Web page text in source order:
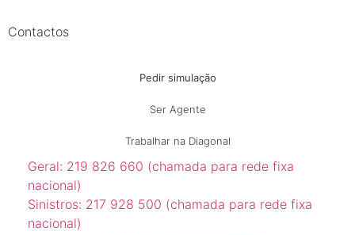
Contactos
Pedir simulação
Ser Agente
Trabalhar na Diagonal
Geral: 219 826 660 (chamada para rede fixa
nacional)
Sinistros: 217 928 500 (chamada para rede fixa
nacional)